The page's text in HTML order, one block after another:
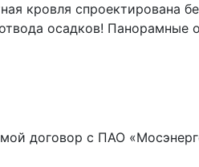
кровля спроектирована
осадков! Панорамные
договор с ПАО